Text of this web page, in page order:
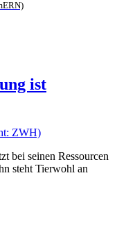
ist
bei seinen Ressourcen
steht Tierwohl an